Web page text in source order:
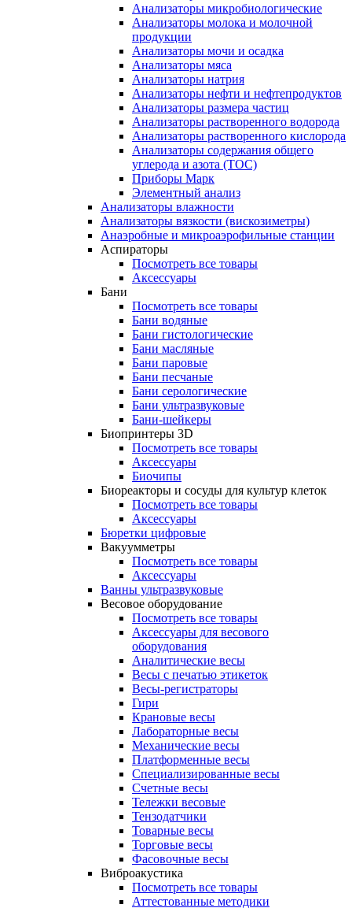
Анализаторы микробиологические
Анализаторы молока и молочной
продукции
Анализаторы мочи и осадка
Анализаторы мяса
Анализаторы натрия
Анализаторы нефти и нефтепродуктов
Анализаторы размера частиц
Анализаторы растворенного водорода
Анализаторы растворенного кислорода
Анализаторы содержания общего
углерода и азота (ТОС)
Приборы Марк
Элементный анализ
Анализаторы влажности
Анализаторы вязкости (вискозиметры)
Анаэробные и микроаэрофильные станции
Аспираторы
Посмотреть все товары
Аксессуары
Бани
Посмотреть все товары
Бани водяные
Бани гистологические
Бани масляные
Бани паровые
Бани песчаные
Бани серологические
Бани ультразвуковые
Бани-шейкеры
Биопринтеры 3D
Посмотреть все товары
Аксессуары
Биочипы
Биореакторы и сосуды для культур клеток
Посмотреть все товары
Аксессуары
Бюретки цифровые
Вакуумметры
Посмотреть все товары
Аксессуары
Ванны ультразвуковые
Весовое оборудование
Посмотреть все товары
Аксессуары для весового
оборудования
Аналитические весы
Весы с печатью этикеток
Весы-регистраторы
Гири
Крановые весы
Лабораторные весы
Механические весы
Платформенные весы
Специализированные весы
Счетные весы
Тележки весовые
Тензодатчики
Товарные весы
Торговые весы
Фасовочные весы
Виброакустика
Посмотреть все товары
Аттестованные методики